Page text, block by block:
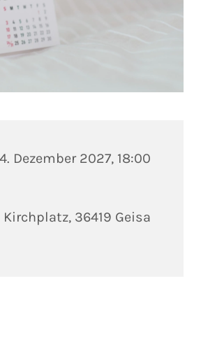
Dezember 2027, 18:00
36419 Geisa